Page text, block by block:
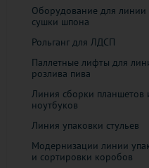
Оборудование для линии
сушки шпона
Рольганг для ЛДСП
Паллетные лифты для
розлива пива
Линия сборки планшетов
ноутбуков
Линия упаковки стульев
Модернизации линии
и сортировки коробов